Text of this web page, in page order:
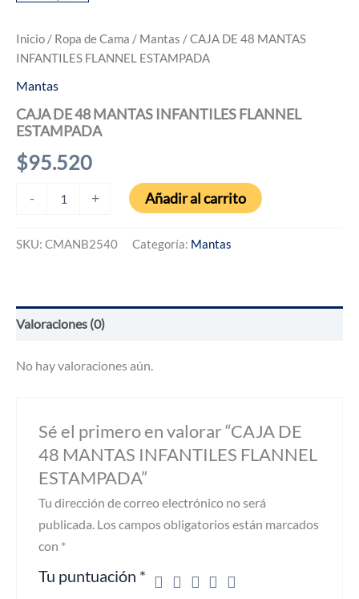
Inicio / Ropa de Cama / Mantas / CAJA DE 48 MANTAS
INFANTILES FLANNEL ESTAMPADA
Mantas
CAJA DE 48 MANTAS INFANTILES FLANNEL
ESTAMPADA
$95.520
-
MANTAS
+ Añadir al carrito
SKU: CMANB2540 Categoría: Mantas
Valoraciones (0)
No hay valoraciones aún.
Sé el primero en valorar “CAJA DE
48 MANTAS INFANTILES FLANNEL
ESTAMPADA”
Tu dirección de correo electrónico no será
publicada. Los campos obligatorios están marcados
con *
Tu puntuación *